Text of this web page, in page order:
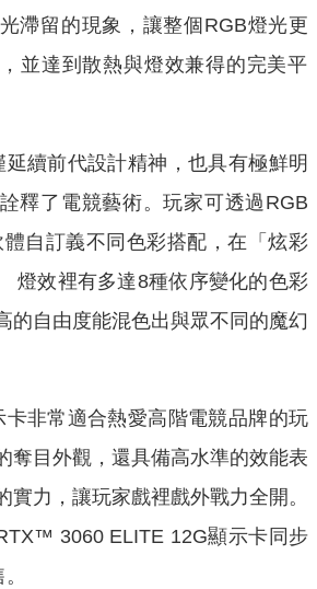
滯留的現象，讓整個RGB燈光更
並達到散熱與燈效兼得的完美平
續前代設計精神，也具有極鮮明
釋了電競藝術。玩家可透過RGB
自訂義不同色彩搭配，在「炫彩
燈效裡有多達8種依序變化的色彩
的自由度能混色出與眾不同的魔幻
卡非常適合熱愛高階電競品牌的玩
奪目外觀，還具備高水準的效能表
實力，讓玩家戲裡戲外戰力全開。
3060 ELITE 12G顯示卡同步